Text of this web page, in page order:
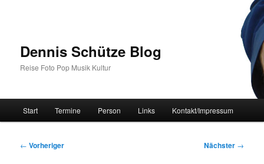
Dennis Schütze Blog
Reise Foto Pop Musik Kultur
Start Termine Person Links Kontakt/Impressum
Beitragsnavigation
← Vorheriger Nächster →